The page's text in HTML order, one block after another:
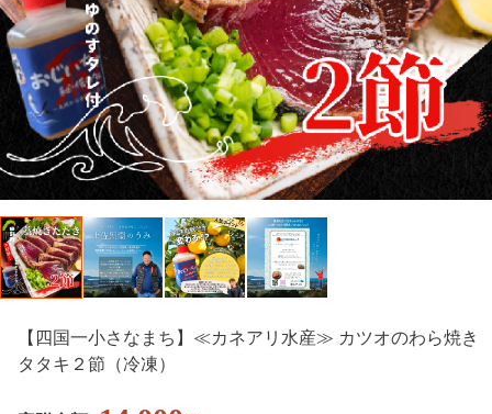
【四国一小さなまち】≪カネアリ水産≫ カツオのわら焼き
タタキ２節（冷凍）